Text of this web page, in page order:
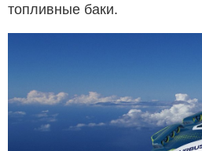
топливные баки.